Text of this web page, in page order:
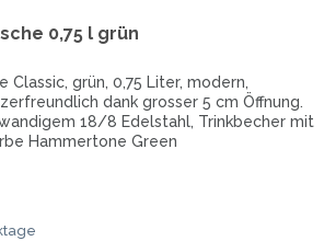
0,75 l grün
Classic, grün, 0,75 Liter, modern,
dank grosser 5 cm Öffnung.
18/8 Edelstahl, Trinkbecher mit
Hammertone Green